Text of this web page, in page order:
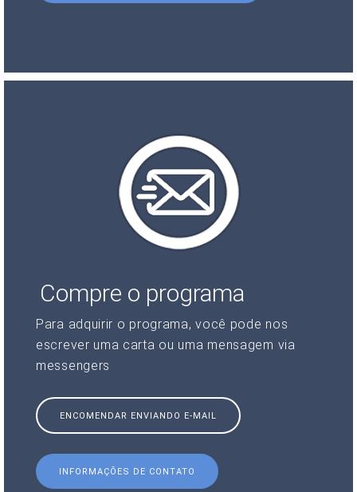
Compre o programa
Para adquirir o programa, você pode nos
escrever uma carta ou uma mensagem via
messengers
ENCOMENDAR ENVIANDO E-MAIL
INFORMAÇÕES DE CONTATO